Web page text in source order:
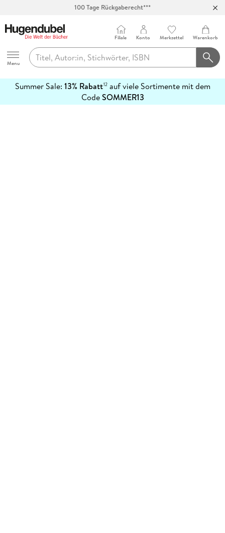
100 Tage Rückgaberecht***
Hugendubel
Menu
Filiale Konto Merkzettel Warenkorb
Summer Sale: 13% Rabatt12auf viele Sortimente mit dem
CodeSOMMER13
erfahren